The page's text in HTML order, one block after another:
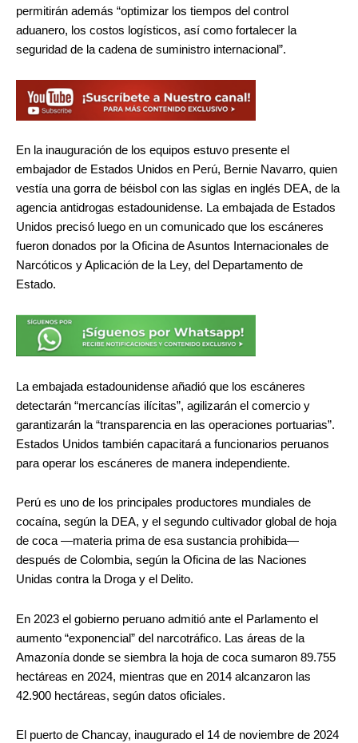
permitirán además “optimizar los tiempos del control
aduanero, los costos logísticos, así como fortalecer la
seguridad de la cadena de suministro internacional”.
En la inauguración de los equipos estuvo presente el
embajador de Estados Unidos en Perú, Bernie Navarro, quien
vestía una gorra de béisbol con las siglas en inglés DEA, de la
agencia antidrogas estadounidense. La embajada de Estados
Unidos precisó luego en un comunicado que los escáneres
fueron donados por la Oficina de Asuntos Internacionales de
Narcóticos y Aplicación de la Ley, del Departamento de
Estado.
La embajada estadounidense añadió que los escáneres
detectarán “mercancías ilícitas”, agilizarán el comercio y
garantizarán la “transparencia en las operaciones portuarias”.
Estados Unidos también capacitará a funcionarios peruanos
para operar los escáneres de manera independiente.
Perú es uno de los principales productores mundiales de
cocaína, según la DEA, y el segundo cultivador global de hoja
de coca —materia prima de esa sustancia prohibida—
después de Colombia, según la Oficina de las Naciones
Unidas contra la Droga y el Delito.
En 2023 el gobierno peruano admitió ante el Parlamento el
aumento “exponencial” del narcotráfico. Las áreas de la
Amazonía donde se siembra la hoja de coca sumaron 89.755
hectáreas en 2024, mientras que en 2014 alcanzaron las
42.900 hectáreas, según datos oficiales.
El puerto de Chancay, inaugurado el 14 de noviembre de 2024